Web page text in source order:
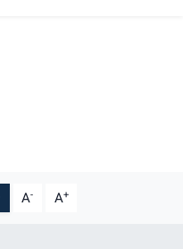
A- A+